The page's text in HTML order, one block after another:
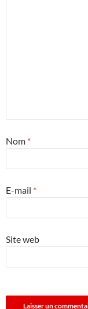
Nom *
E-mail *
Site web